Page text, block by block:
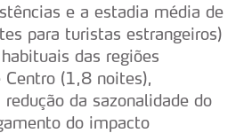
e a estadia média de
para turistas estrangeiros)
das regiões
(1,8 noites),
da sazonalidade do
do impacto